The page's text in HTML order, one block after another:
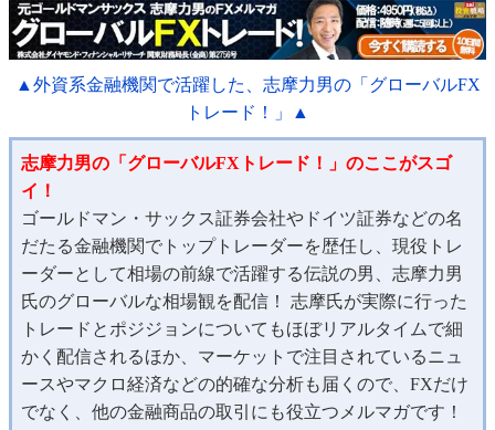
▲外資系金融機関で活躍した、志摩力男の「グローバルFX
トレード！」▲
志摩力男の「グローバルFXトレード！」のここがスゴ
イ！
ゴールドマン・サックス証券会社やドイツ証券などの名
だたる金融機関でトップトレーダーを歴任し、現役トレ
ーダーとして相場の前線で活躍する伝説の男、志摩力男
氏のグローバルな相場観を配信！ 志摩氏が実際に行った
トレードとポジジョンについてもほぼリアルタイムで細
かく配信されるほか、マーケットで注目されているニュ
ースやマクロ経済などの的確な分析も届くので、FXだけ
でなく、他の金融商品の取引にも役立つメルマガです！